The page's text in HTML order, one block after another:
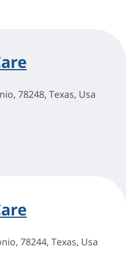
78248, Texas, Usa
78244, Texas, Usa